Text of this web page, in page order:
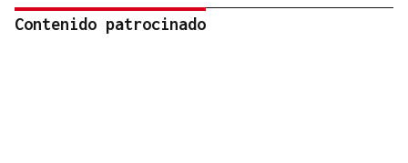
Contenido patrocinado